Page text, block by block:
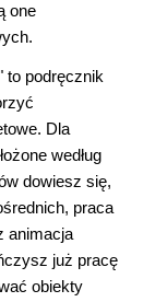
one
to podręcznik
Dla
według
dowiesz się,
praca
animacja
już pracę
obiekty